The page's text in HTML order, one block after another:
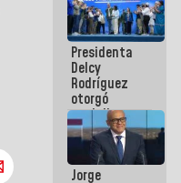
optimizar
manejo de
escombros
en La Guaira
Presidenta
Delcy
Rodríguez
otorgó
medalla
"Héroe de
Venezuela"
a servidores
públicos
Jorge